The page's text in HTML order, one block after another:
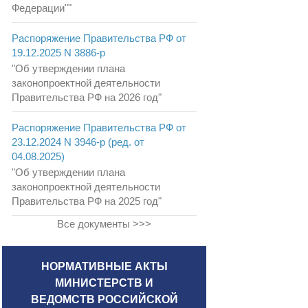
Федерации""
Распоряжение Правительства РФ от
19.12.2025 N 3886-р
"Об утверждении плана
законопроектной деятельности
Правительства РФ на 2026 год"
Распоряжение Правительства РФ от
23.12.2024 N 3946-р (ред. от
04.08.2025)
"Об утверждении плана
законопроектной деятельности
Правительства РФ на 2025 год"
Все документы >>>
НОРМАТИВНЫЕ АКТЫ
МИНИСТЕРСТВ И
ВЕДОМСТВ РОССИЙСКОЙ